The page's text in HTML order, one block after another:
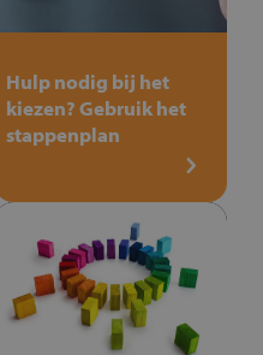
Hulp nodig bij het
kiezen? Gebruik het
stappenplan